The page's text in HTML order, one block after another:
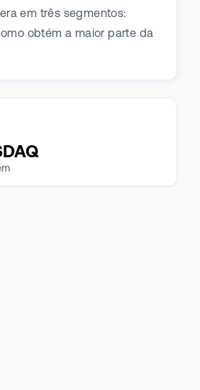
em três segmentos:
obtém a maior parte da